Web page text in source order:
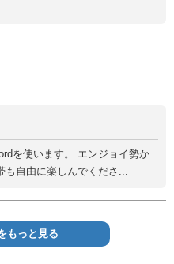
を使います。 エンジョイ勢か
も自由に楽しんでくださ...
もっと見る